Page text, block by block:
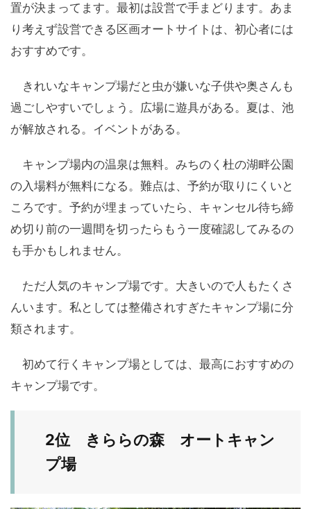
置が決まってます。最初は設営で手まどります。あま
り考えず設営できる区画オートサイトは、初心者には
おすすめです。
きれいなキャンプ場だと虫が嫌いな子供や奥さんも
過ごしやすいでしょう。広場に遊具がある。夏は、池
が解放される。イベントがある。
キャンプ場内の温泉は無料。みちのく杜の湖畔公園
の入場料が無料になる。難点は、予約が取りにくいと
ころです。予約が埋まっていたら、キャンセル待ち締
め切り前の一週間を切ったらもう一度確認してみるの
も手かもしれません。
ただ人気のキャンプ場です。大きいので人もたくさ
んいます。私としては整備されすぎたキャンプ場に分
類されます。
初めて行くキャンプ場としては、最高におすすめの
キャンプ場です。
2位 きららの森 オートキャン
プ場